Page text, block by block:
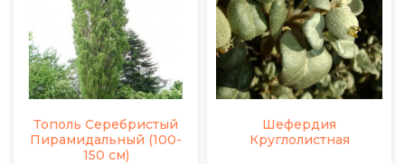
Тополь Серебристый
Пирамидальный (100-
150 см)
Шефердия
Круглолистная